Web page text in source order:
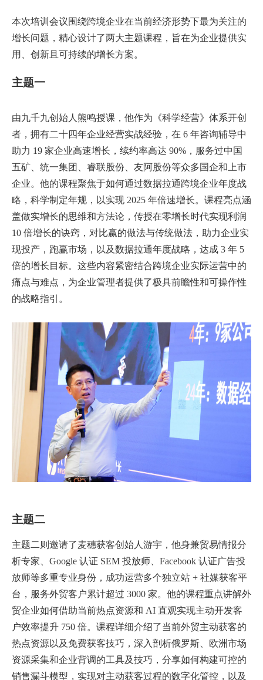
本次培训会议围绕跨境企业在当前经济形势下最为关注的
增长问题，精心设计了两大主题课程，旨在为企业提供实
用、创新且可持续的增长方案。
主题一
由九千九创始人熊鸣授课，他作为《科学经营》体系开创
者，拥有二十四年企业经营实战经验，在 6 年咨询辅导中
助力 19 家企业高速增长，续约率高达 90%，服务过中国
五矿、统一集团、睿联股份、友阿股份等众多国企和上市
企业。他的课程聚焦于如何通过数据拉通跨境企业年度战
略，科学制定年规，以实现 2025 年倍速增长。课程亮点涵
盖做实增长的思维和方法论，传授在零增长时代实现利润
10 倍增长的诀窍，对比赢的做法与传统做法，助力企业实
现投产，跑赢市场，以及数据拉通年度战略，达成 3 年 5
倍的增长目标。这些内容紧密结合跨境企业实际运营中的
痛点与难点，为企业管理者提供了极具前瞻性和可操作性
的战略指引。
主题二
主题二则邀请了麦穗获客创始人游宇，他身兼贸易情报分
析专家、Google 认证 SEM 投放师、Facebook 认证广告投
放师等多重专业身份，成功运营多个独立站 + 社媒获客平
台，服务外贸客户累计超过 3000 家。他的课程重点讲解外
贸企业如何借助当前热点资源和 AI 直观实现主动开发客
户效率提升 750 倍。课程详细介绍了当前外贸主动获客的
热点资源以及免费获客技巧，深入剖析俄罗斯、欧洲市场
资源采集和企业背调的工具及技巧，分享如何构建可控的
销售漏斗模型，实现对主动获客过程的数字化管控，以及